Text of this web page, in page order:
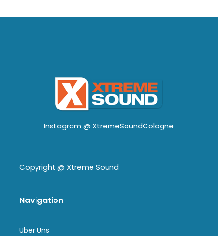
Instagram @ XtremeSoundCologne
Copyright @ Xtreme Sound
Navigation
Über Uns